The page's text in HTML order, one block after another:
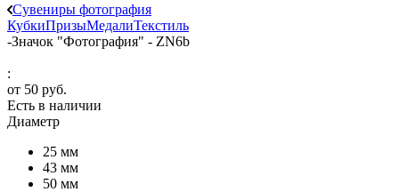
Сувениры фотография
КубкиПризыМедалиТекстиль
-Значок "Фотография" - ZN6b
:
от 50 руб.
Есть в наличии
Диаметр
25 мм
43 мм
50 мм